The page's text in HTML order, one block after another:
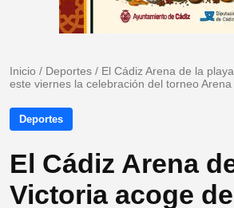
Inicio / Deportes / El Cádiz Arena de la
este viernes la celebración del torneo
Deportes
El Cádiz Arena
Victoria acoge